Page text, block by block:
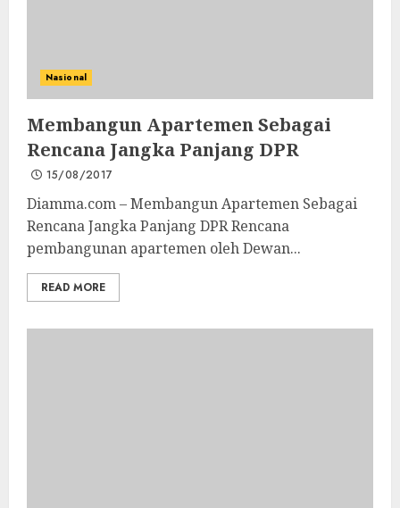
Nasional
Membangun Apartemen Sebagai
Rencana Jangka Panjang DPR
15/08/2017
Diamma.com – Membangun Apartemen Sebagai
Rencana Jangka Panjang DPR Rencana
pembangunan apartemen oleh Dewan...
READ MORE